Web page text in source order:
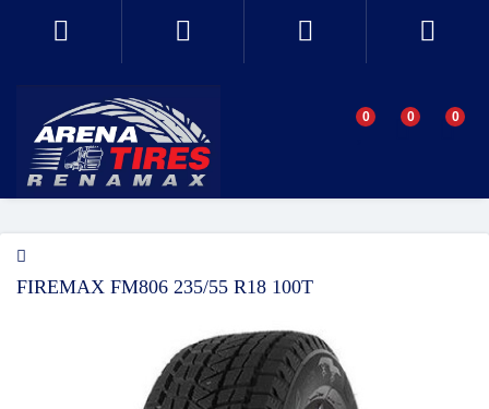
0 0 0
FIREMAX FM806 235/55 R18 100T